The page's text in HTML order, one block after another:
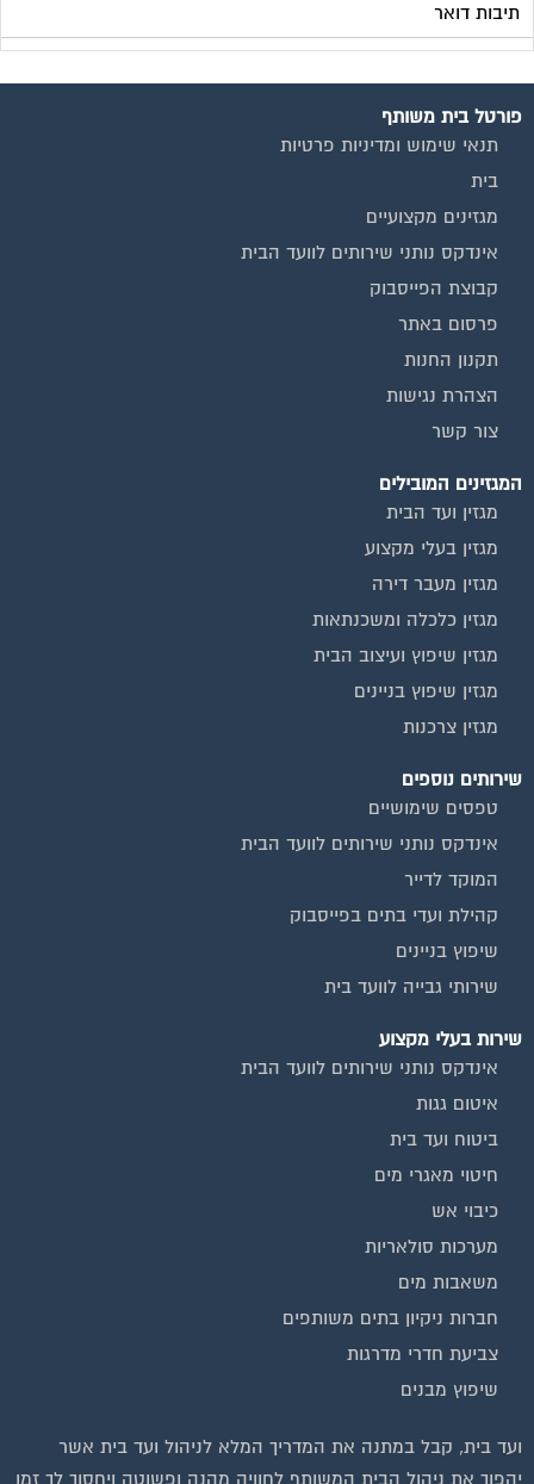
תיבות דואר
פורטל בית משותף
תנאי שימוש ומדיניות פרטיות
בית
מגזינים מקצועיים
אינדקס נותני שירותים לוועד הבית
קבוצת הפייסבוק
פרסום באתר
תקנון החנות
הצהרת נגישות
צור קשר
המגזינים המובילים
מגזין ועד הבית
מגזין בעלי מקצוע
מגזין מעבר דירה
מגזין כלכלה ומשכנתאות
מגזין שיפוץ ועיצוב הבית
מגזין שיפוץ בניינים
מגזין צרכנות
שירותים נוספים
טפסים שימושיים
אינדקס נותני שירותים לוועד הבית
המוקד לדייר
קהילת ועדי בתים בפייסבוק
שיפוץ בניינים
שירותי גבייה לוועד בית
שירות בעלי מקצוע
אינדקס נותני שירותים לוועד הבית
איטום גגות
ביטוח ועד בית
חיטוי מאגרי מים
כיבוי אש
מערכות סולאריות
משאבות מים
חברות ניקיון בתים משותפים
צביעת חדרי מדרגות
שיפוץ מבנים
ועד בית, קבל במתנה את המדריך המלא לניהול ועד בית אשר